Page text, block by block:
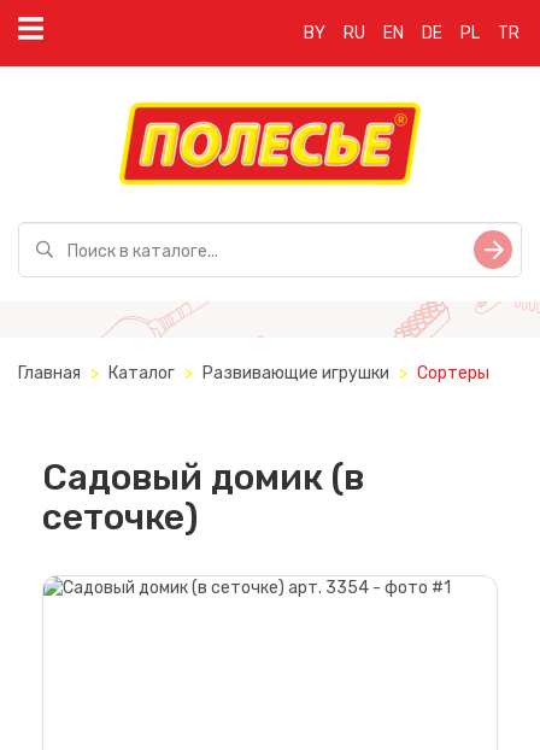
BY RU EN DE PL TR
Главная Каталог Развивающие игрушки Сортеры
Садовый домик (в
сеточке)